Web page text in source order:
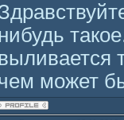
может